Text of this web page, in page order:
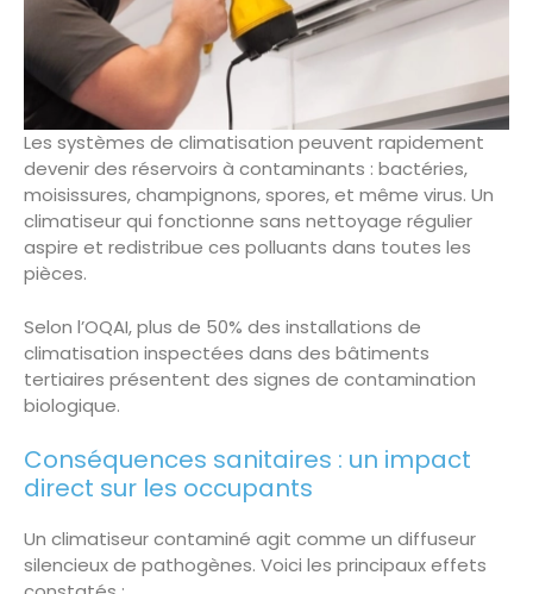
Les systèmes de climatisation peuvent rapidement
devenir des réservoirs à contaminants : bactéries,
moisissures, champignons, spores, et même virus. Un
climatiseur qui fonctionne sans nettoyage régulier
aspire et redistribue ces polluants dans toutes les
pièces.
Selon l’OQAI, plus de 50% des installations de
climatisation inspectées dans des bâtiments
tertiaires présentent des signes de contamination
biologique.
Conséquences sanitaires : un impact
direct sur les occupants
Un climatiseur contaminé agit comme un diffuseur
silencieux de pathogènes. Voici les principaux effets